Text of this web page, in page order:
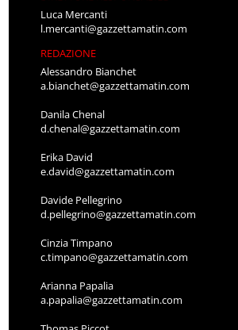
Luca Mercanti
l.mercanti@gazzettamatin.com
REDAZIONE
Alessandro Bianchet
a.bianchet@gazzettamatin.com
Danila Chenal
d.chenal@gazzettamatin.com
Erika David
e.david@gazzettamatin.com
Davide Pellegrino
d.pellegrino@gazzettamatin.com
Cinzia Timpano
c.timpano@gazzettamatin.com
Arianna Papalia
a.papalia@gazzettamatin.com